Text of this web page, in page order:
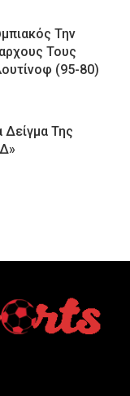
Την
Τους
(95-80)
Της